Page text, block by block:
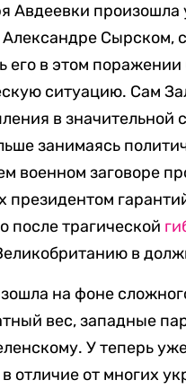
Авдеевки
Сырском,
его в этом
ситуацию. Сам
в значительной
занимаясь
военном заговоре
после трагической
в
на фоне
вес, западные
У теперь
отличие от многих